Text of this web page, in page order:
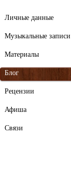
Личные данные
Музыкальные записи
Материалы
Блог
Рецензии
Афиша
Связи